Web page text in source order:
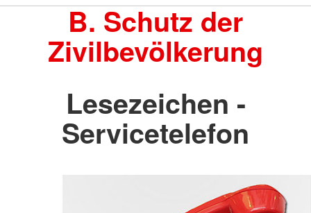
B. Schutz der
Zivilbevölkerung
Lesezeichen -
Servicetelefon